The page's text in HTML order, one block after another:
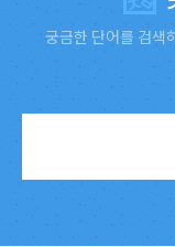
궁금한 단어를 검색